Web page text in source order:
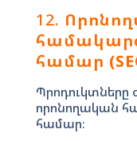
12.
համար
որոնողական
համար։